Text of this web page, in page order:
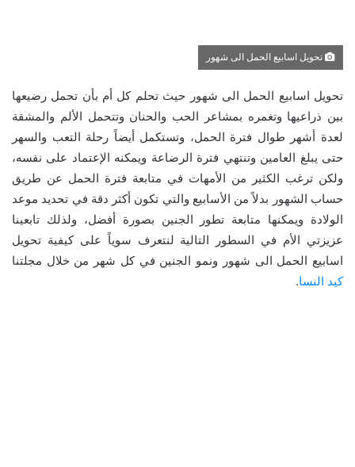
تحويل اسابيع الحمل الى شهور
تحويل اسابيع الحمل الى شهور حيث تحلم كل أم بأن تحمل رضيعها
بين ذراعيها وتغمره بمشاعر الحب والحنان وتتحمل الألم والمشقة
لعدة أشهر طوال فترة الحمل، وتستكمل أيضاً رحلة التعب والسهر
حتى يبلغ العامين وتنتهي فترة الرضاعة ويمكنه الإعتماد على نفسه،
ولكن ترغب الكثير من الأمهات في متابعة فترة الحمل عن طريق
حساب الشهور بدلاً من الأسابيع والتي تكون أكثر دقة في تحديد موعد
الولادة ويمكنها متابعة تطور الجنين بصورة أفضل، ولذلك تابعينا
عزيزتي الأم في السطور التالية لنتعرف سوياً على كيفية تحويل
اسابيع الحمل الى شهور ونمو الجنين في كل شهر من خلال مجلتنا
كيد النسا.